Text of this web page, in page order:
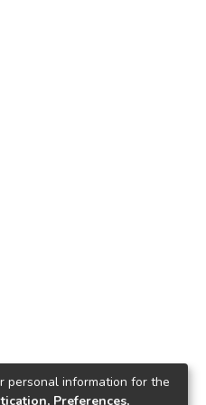
personal information for the
Preferences,